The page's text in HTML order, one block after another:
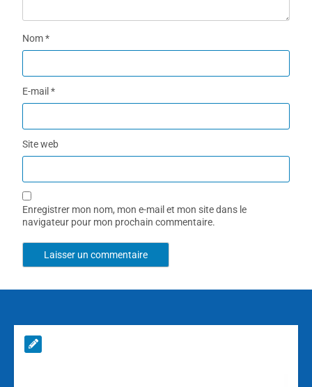
Nom*
E-mail*
Site web
Enregistrer mon nom, mon e-mail et mon site dans le
navigateur pour mon prochain commentaire.